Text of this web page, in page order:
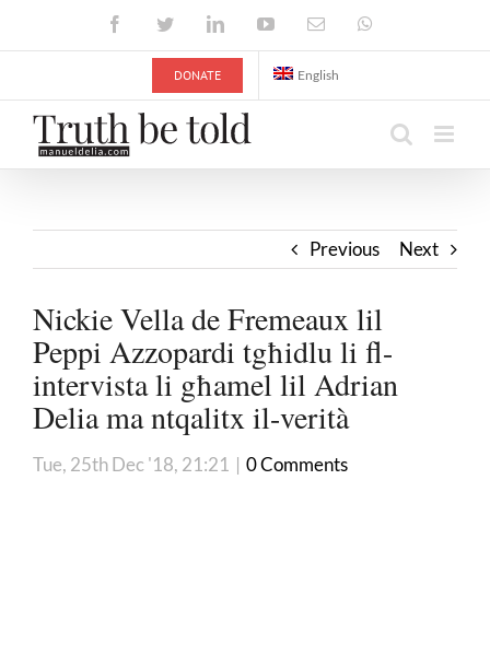
FacebookTwitterLinkedInYouTubeEmail
DONATE English
Previous Next
Nickie Vella de Fremeaux lil
Peppi Azzopardi tgħidlu li fl-
intervista li għamel lil Adrian
Delia ma ntqalitx il-verità
Tue, 25th Dec '18, 21:21 | 0 Comments